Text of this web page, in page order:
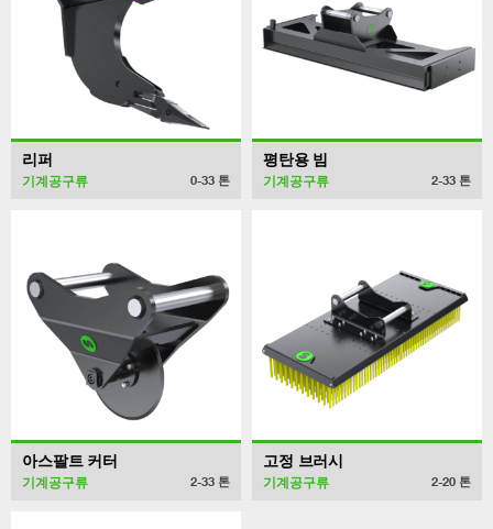
리퍼
기계공구류 0-33 톤
평탄용 빔
기계공구류 2-33 톤
아스팔트 커터
기계공구류 2-33 톤
고정 브러시
기계공구류 2-20 톤